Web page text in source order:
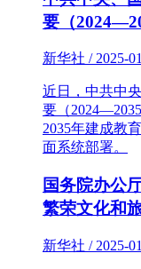
要（
新华社 / 2025-
近日，中共中
要（
2035年建成教
面系统部署。
国务院办公
繁荣文化和
新华社 / 2025-